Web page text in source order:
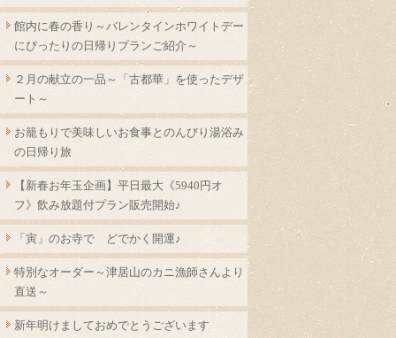
館内に春の香り～バレンタインホワイトデー
にぴったりの日帰りプランご紹介～
２月の献立の一品～「古都華」を使ったデザ
ート～
お籠もりで美味しいお食事とのんびり湯浴み
の日帰り旅
【新春お年玉企画】平日最大《5940円オ
フ》飲み放題付プラン販売開始♪
「寅」のお寺で どでかく開運♪
特別なオーダー～津居山のカニ漁師さんより
直送～
新年明けましておめでとうございます